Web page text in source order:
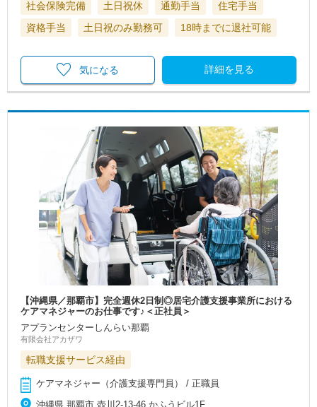
社会保険完備 土日祝休 通勤手当
住宅手当
資格手当
土日祝のみ勤務可 18時までに退社可能
詳細を見る
気になる
【沖縄県／那覇市】完全週休2日制◎居宅介護支援事業所における
ケアマネジャーのお仕事です♪＜正社員＞
アプランセンターしんらい那覇
有限会社アカザワ
転職支援サービス経由
ケアマネジャー（介護支援専門員） / 正職員
沖縄県 那覇市 壺川2-13-46 かふうビル1F